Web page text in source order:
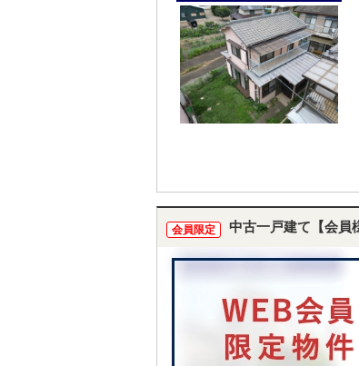
会員限定 中古一戸建て【会員